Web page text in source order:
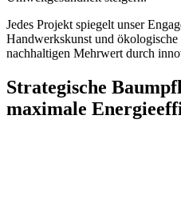
Jedes Projekt spiegelt unser
Handwerkskunst und
nachhaltigen Mehrwert durch
Strategische
maximale